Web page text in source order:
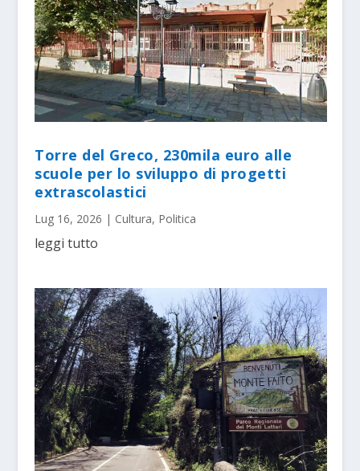
Torre del Greco, 230mila euro alle
scuole per lo sviluppo di progetti
extrascolastici
Lug 16, 2026 | Cultura, Politica
leggi tutto